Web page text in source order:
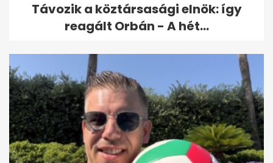
Távozik a köztársasági elnök: így
reagált Orbán - A hét...